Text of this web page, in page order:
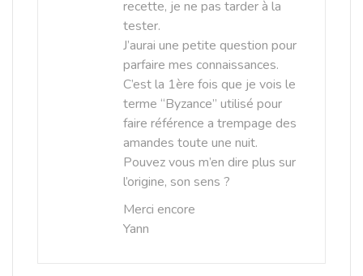
recette, je ne pas tarder à la
tester.
J’aurai une petite question pour
parfaire mes connaissances.
C’est la 1ère fois que je vois le
terme “Byzance” utilisé pour
faire référence a trempage des
amandes toute une nuit.
Pouvez vous m’en dire plus sur
l’origine, son sens ?
Merci encore
Yann